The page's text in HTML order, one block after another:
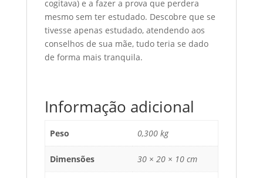
cogitava) e a fazer a prova que perdera
mesmo sem ter estudado. Descobre que se
tivesse apenas estudado, atendendo aos
conselhos de sua mãe, tudo teria se dado
de forma mais tranquila.
Informação adicional
Peso 0,300 kg
Dimensões 30 × 20 × 10 cm